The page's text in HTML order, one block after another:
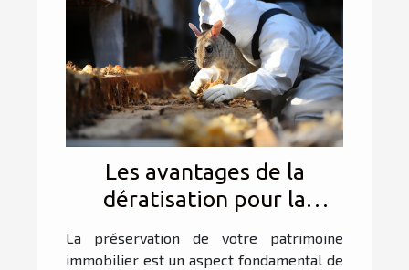
Les avantages de la
dératisation pour la
préservation de votre
patrimoine immobilier
La préservation de votre patrimoine
immobilier est un aspect fondamental de